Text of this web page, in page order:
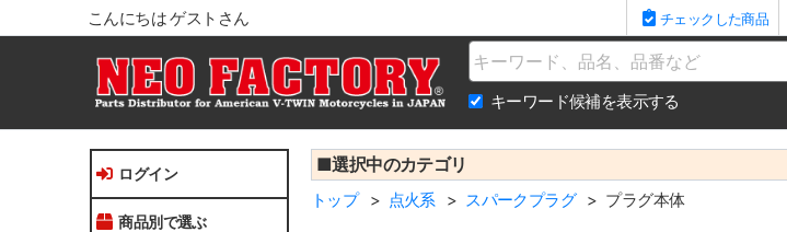
こんにちは ゲストさん チェックした商品
Name
キーワード候補を表示する
ログイン
商品別で選ぶ
■選択中のカテゴリ
トップ 点火系 スパークプラグ プラグ本体